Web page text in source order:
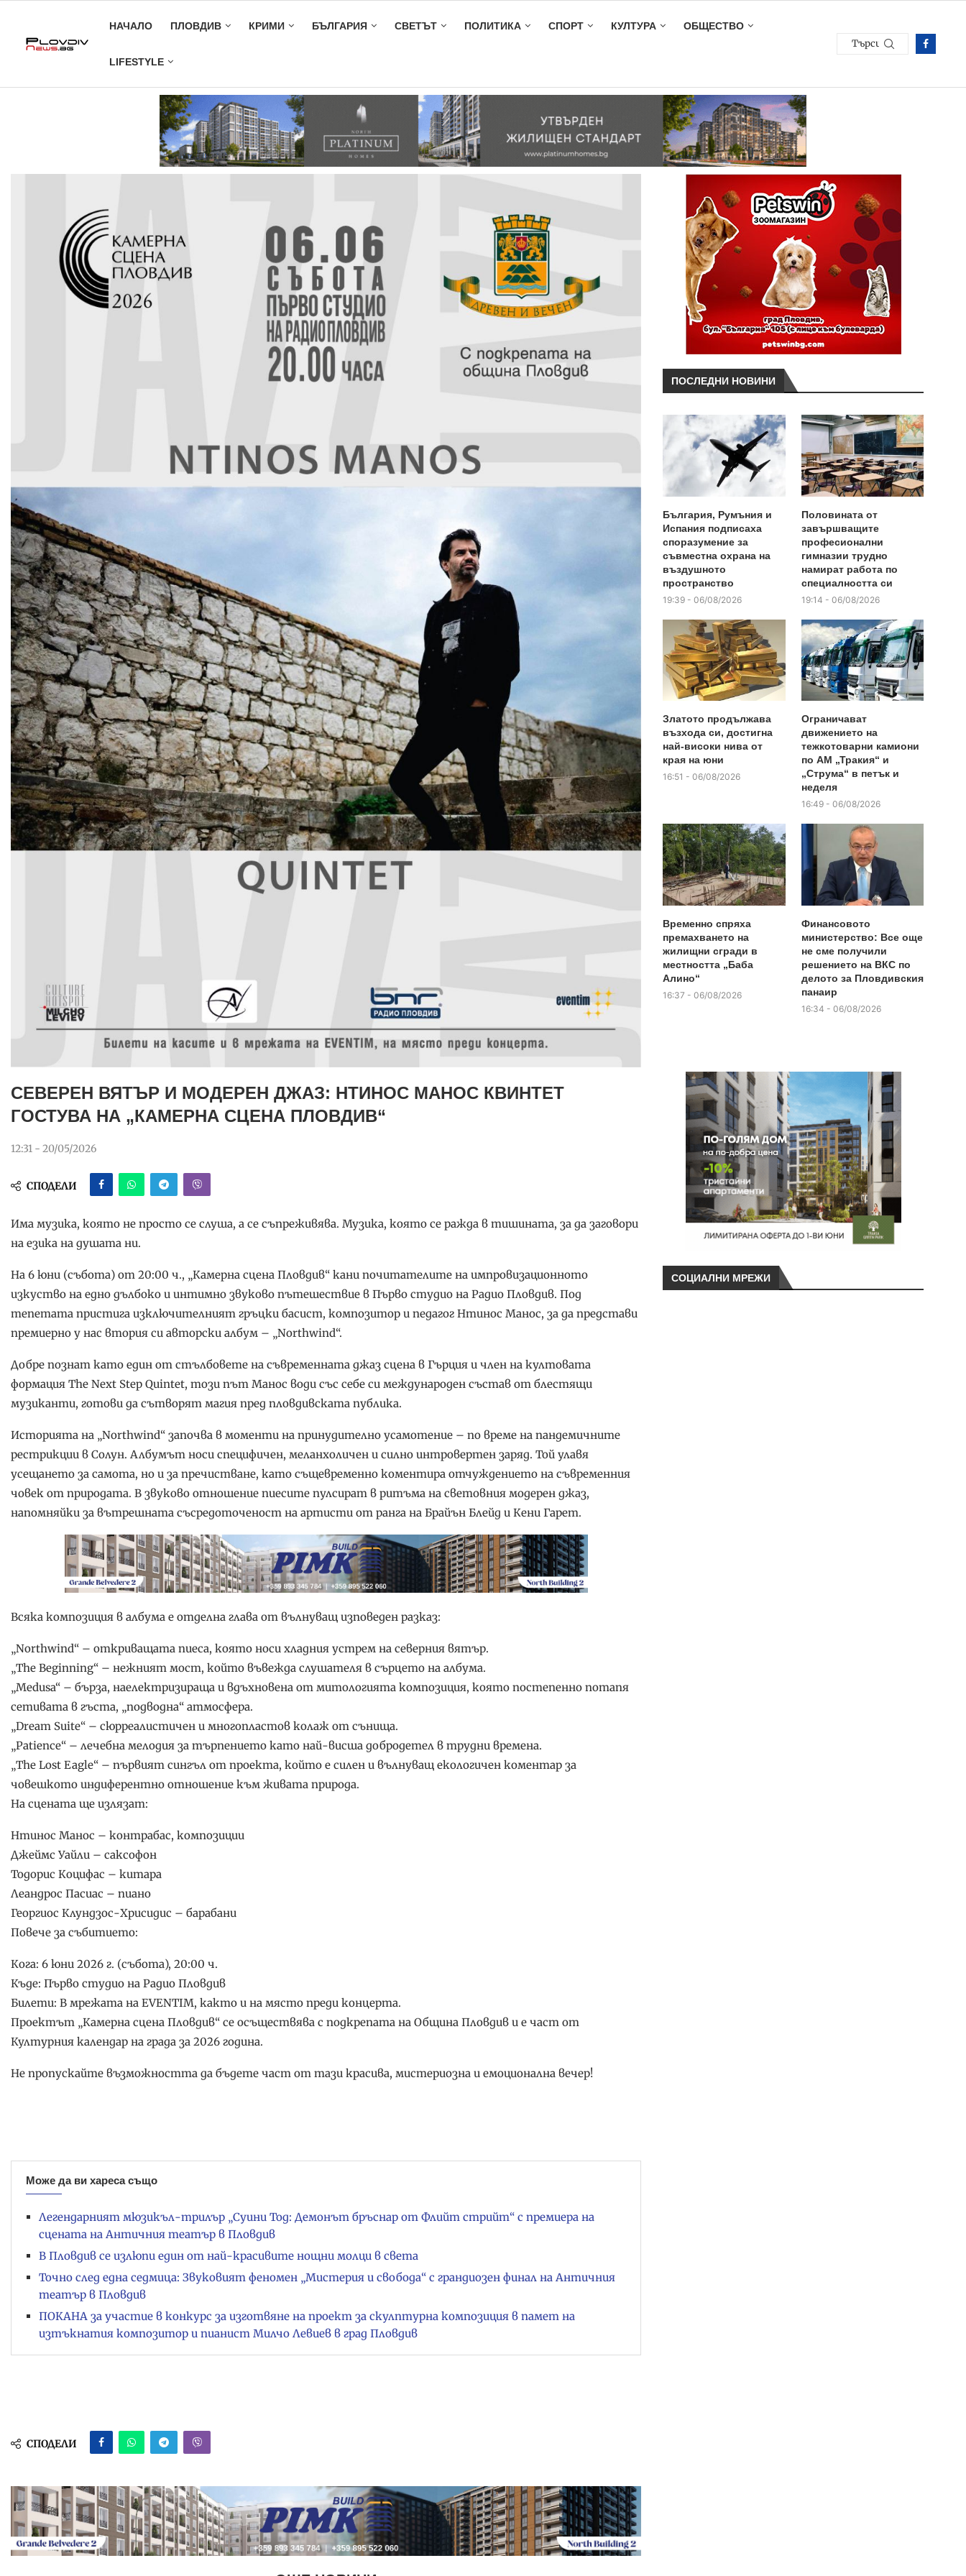
НАЧАЛО ПЛОВДИВ КРИМИ БЪЛГАРИЯ СВЕТЪТ ПОЛИТИКА СПОРТ КУЛТУРА ОБЩЕСТВО
LIFESTYLE
СЕВЕРЕН ВЯТЪР И МОДЕРЕН ДЖАЗ: НТИНОС МАНОС КВИНТЕТ
ГОСТУВА НА „КАМЕРНА СЦЕНА ПЛОВДИВ“
12:31 - 20/05/2026
СПОДЕЛИ
Има музика, която не просто се слуша, а се съпреживява. Музика, която се ражда в тишината, за да заговори
на езика на душата ни.
На 6 юни (събота) от 20:00 ч., „Камерна сцена Пловдив“ кани почитателите на импровизационното
изкуство на едно дълбоко и интимно звуково пътешествие в Първо студио на Радио Пловдив. Под
тепетата пристига изключителният гръцки басист, композитор и педагог Нтинос Манос, за да представи
премиерно у нас втория си авторски албум – „Northwind“.
Добре познат като един от стълбовете на съвременната джаз сцена в Гърция и член на култовата
формация The Next Step Quintet, този път Манос води със себе си международен състав от блестящи
музиканти, готови да сътворят магия пред пловдивската публика.
Историята на „Northwind“ започва в моменти на принудително усамотение – по време на пандемичните
рестрикции в Солун. Албумът носи специфичен, меланхоличен и силно интровертен заряд. Той улавя
усещането за самота, но и за пречистване, като същевременно коментира отчуждението на съвременния
човек от природата. В звуково отношение пиесите пулсират в ритъма на световния модерен джаз,
напомняйки за вътрешната съсредоточеност на артисти от ранга на Брайън Блейд и Кени Гарет.
Всяка композиция в албума е отделна глава от вълнуващ изповеден разказ:
„Northwind“ – откриващата пиеса, която носи хладния устрем на северния вятър.
„The Beginning“ – нежният мост, който въвежда слушателя в сърцето на албума.
„Medusa“ – бърза, наелектризираща и вдъхновена от митологията композиция, която постепенно потапя
сетивата в гъста, „подводна“ атмосфера.
„Dream Suite“ – сюрреалистичен и многопластов колаж от сънища.
„Patience“ – лечебна мелодия за търпението като най-висша добродетел в трудни времена.
„The Lost Eagle“ – първият сингъл от проекта, който е силен и вълнуващ екологичен коментар за
човешкото индиферентно отношение към живата природа.
На сцената ще излязат:
Нтинос Манос – контрабас, композиции
Джеймс Уайли – саксофон
Тодорис Коцифас – китара
Леандрос Пасиас – пиано
Георгиос Клундзос-Хрисидис – барабани
Повече за събитието:
Кога: 6 юни 2026 г. (събота), 20:00 ч.
Къде: Първо студио на Радио Пловдив
Билети: В мрежата на EVENTIM, както и на място преди концерта.
Проектът „Камерна сцена Пловдив“ се осъществява с подкрепата на Община Пловдив и е част от
Културния календар на града за 2026 година.
Не пропускайте възможността да бъдете част от тази красива, мистериозна и емоционална вечер!
Може да ви хареса също
Легендарният мюзикъл-трилър „Суини Тод: Демонът бръснар от Флийт стрийт“ с премиера на
сцената на Античния театър в Пловдив
В Пловдив се излюпи един от най-красивите нощни молци в света
Точно след една седмица: Звуковият феномен „Мистерия и свобода“ с грандиозен финал на Античния
театър в Пловдив
ПОКАНА за участие в конкурс за изготвяне на проект за скулптурна композиция в памет на
изтъкнатия композитор и пианист Милчо Левиев в град Пловдив
СПОДЕЛИ
ПОСЛЕДНИ НОВИНИ
България, Румъния и
Испания подписаха
споразумение за
съвместна охрана на
въздушното
пространство
19:39 - 06/08/2026
Половината от
завършващите
професионални
гимназии трудно
намират работа по
специалността си
19:14 - 06/08/2026
Златото продължава
възхода си, достигна
най-високи нива от
края на юни
16:51 - 06/08/2026
Ограничават
движението на
тежкотоварни камиони
по АМ „Тракия“ и
„Струма“ в петък и
неделя
16:49 - 06/08/2026
Временно спряха
премахването на
жилищни сгради в
местността „Баба
Алино“
16:37 - 06/08/2026
Финансовото
министерство: Все още
не сме получили
решението на ВКС по
делото за Пловдивския
панаир
16:34 - 06/08/2026
СОЦИАЛНИ МРЕЖИ